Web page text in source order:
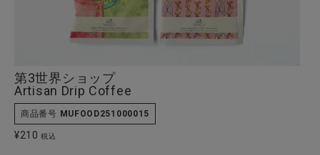
第3世界ショップ
Artisan Drip Coffee
商品番号 MUFOOD251000015
¥210 税込